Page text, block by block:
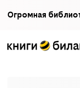
Огромная